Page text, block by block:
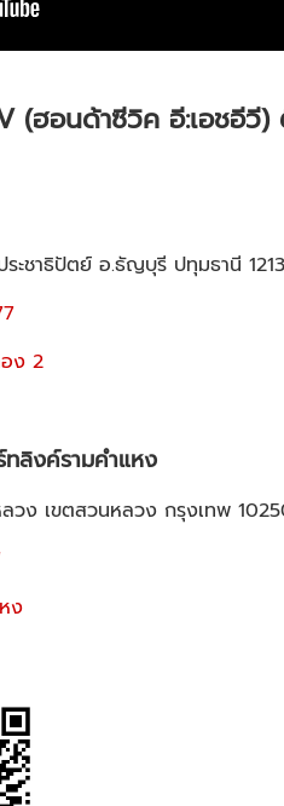
(ฮอนด้าซีวิค อี:เอชอีวี)
ะชาธิปัตย์ อ.ธัญบุรี ปทุมธานี
ง 2
ทลิงค์รามคำแหง
วง เขตสวนหลวง กรุงเทพ
ง